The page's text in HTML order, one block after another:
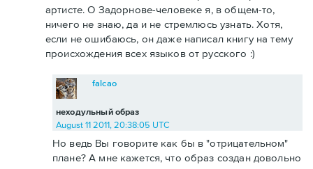
артисте. О Задорнове-человеке я, в общем-то,
ничего не знаю, да и не стремлюсь узнать. Хотя,
если не ошибаюсь, он даже написал книгу на тему
происхождения всех языков от русского :)
неходульный образ
falcao
August 11 2011, 20:38:05 UTC
Но ведь Вы говорите как бы в "отрицательном"
плане? А мне кажется, что образ создан довольно